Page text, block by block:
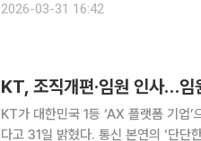
표’ 전략이 고객 신뢰를 회복할 수 있
2026-03-31 16:42
KT, 조직개편·임원 인사…
KT가 대한민국 1등 ‘AX 플랫폼 기업
다고 31일 밝혔다. 통신 본연의 ‘단단